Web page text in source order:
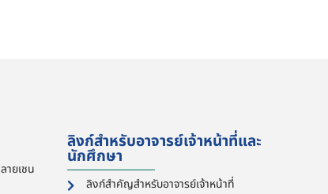
ายเชน
ลิงก์สำหรับอาจารย์เจ้าหน้าที่และ
นักศึกษา
ลิงก์สำคัญสำหรับอาจารย์เจ้าหน้าที่